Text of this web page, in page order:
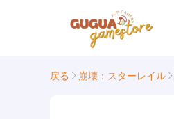
戻る 崩壊：スターレイル